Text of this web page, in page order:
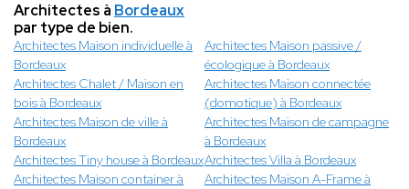
Architectes à Bordeaux
par type de bien.
Architectes Maison individuelle à
Bordeaux
Architectes Maison passive /
écologique à Bordeaux
Architectes Chalet / Maison en
bois à Bordeaux
Architectes Maison connectée
(domotique) à Bordeaux
Architectes Maison de ville à
Bordeaux
Architectes Maison de campagne
à Bordeaux
Architectes Tiny house à BordeauxArchitectes Villa à Bordeaux
Architectes Maison container à
Architectes Maison A-Frame à